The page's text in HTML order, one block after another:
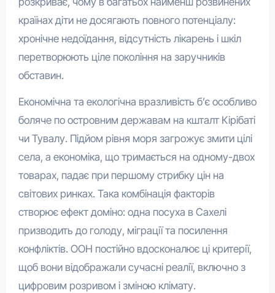
країнах діти не досягають повного потенціалу:
хронічне недоїдання, відсутність лікарень і шкіл
перетворюють ціле покоління на заручників
обставин.
Економічна та екологічна вразливість б’є особливо
боляче по островним державам на кшталт Кірібаті
чи Тувалу. Підйом рівня моря загрожує змити цілі
села, а економіка, що тримається на одному-двох
товарах, падає при першому стрибку цін на
світових ринках. Така комбінація факторів
створює ефект доміно: одна посуха в Сахелі
призводить до голоду, міграції та посилення
конфліктів. ООН постійно вдосконалює ці критерії,
щоб вони відображали сучасні реалії, включно з
цифровим розривом і зміною клімату.